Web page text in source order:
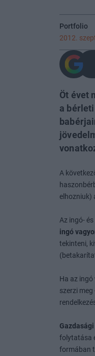
Portfolio
2012.
Öt évet
a
A
elhozniuk)
Az ingó-
ingó
tekinteni,
Ha az
szerzi
folytatása
formában